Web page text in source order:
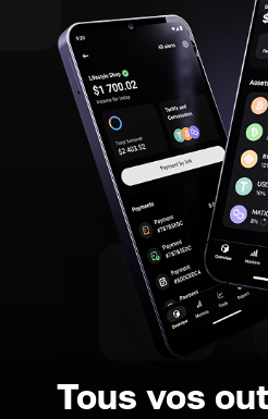
Tous vos